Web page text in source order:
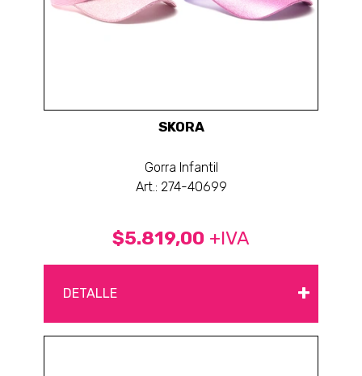
SKORA
Gorra Infantil
Art.: 274-40699
$5.819,00 +IVA
DETALLE +